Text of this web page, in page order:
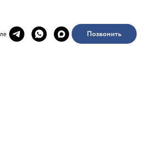
Позвонить